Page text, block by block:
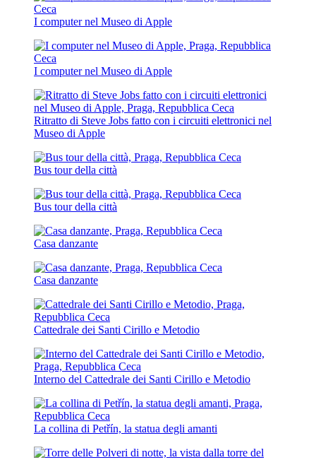
I computer nel Museo di Apple
I computer nel Museo di Apple
Ritratto di Steve Jobs fatto con i circuiti elettronici nel
Museo di Apple
Bus tour della città
Bus tour della città
Casa danzante
Casa danzante
Cattedrale dei Santi Cirillo e Metodio
Interno del Cattedrale dei Santi Cirillo e Metodio
La collina di Petřín, la statua degli amanti